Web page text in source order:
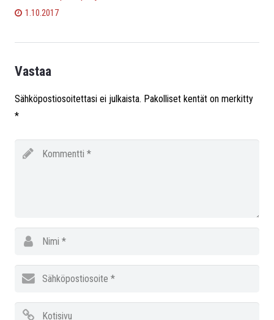
1.10.2017
Vastaa
Sähköpostiosoitettasi ei julkaista. Pakolliset kentät on merkitty
*